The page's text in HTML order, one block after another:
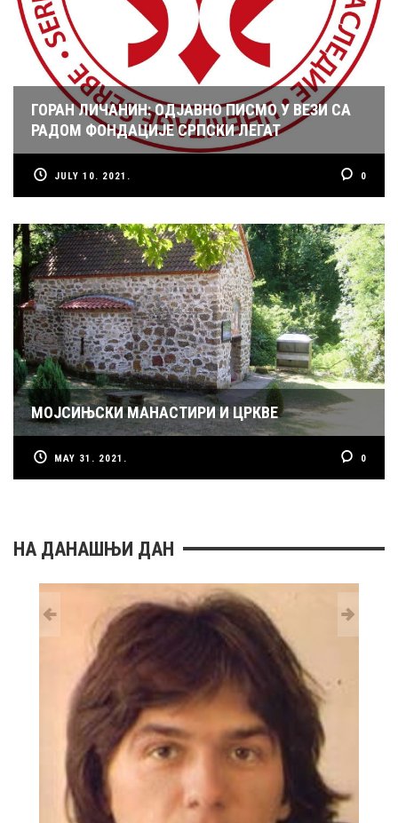
ГОРАН ЛИЧАНИН: ОДЈАВНО ПИСМО У ВЕЗИ СА
РАДОМ ФОНДАЦИЈЕ СРПСКИ ЛЕГАТ
JULY 10. 2021. 0
МОЈСИЊСКИ МАНАСТИРИ И ЦРКВЕ
MAY 31. 2021. 0
НА ДАНАШЊИ ДАН